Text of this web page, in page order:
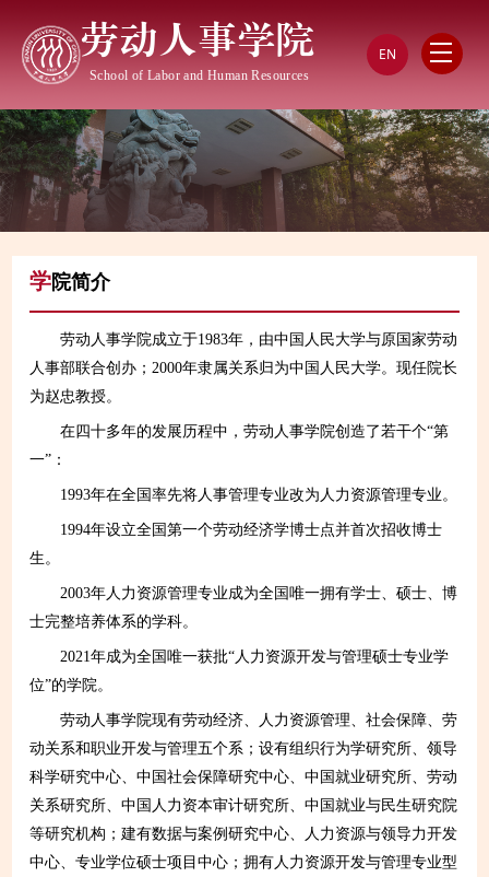
劳动人事学院
School of Labor and Human Resources
EN
学院简介
劳动人事学院成立于1983年，由中国人民大学与原国家劳动
人事部联合创办；2000年隶属关系归为中国人民大学。现任院长
为赵忠教授。
在四十多年的发展历程中，劳动人事学院创造了若干个“第
一”：
1993年在全国率先将人事管理专业改为人力资源管理专业。
1994年设立全国第一个劳动经济学博士点并首次招收博士
生。
2003年人力资源管理专业成为全国唯一拥有学士、硕士、博
士完整培养体系的学科。
2021年成为全国唯一获批“人力资源开发与管理硕士专业学
位”的学院。
劳动人事学院现有劳动经济、人力资源管理、社会保障、劳
动关系和职业开发与管理五个系；设有组织行为学研究所、领导
科学研究中心、中国社会保障研究中心、中国就业研究所、劳动
关系研究所、中国人力资本审计研究所、中国就业与民生研究院
等研究机构；建有数据与案例研究中心、人力资源与领导力开发
中心、专业学位硕士项目中心；拥有人力资源开发与管理专业型